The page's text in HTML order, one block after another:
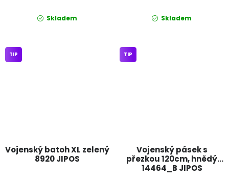
Skladem Skladem
Vojenský batoh XL zelený
8920 JIPOS
TIP
Vojenský pásek s
přezkou 120cm, hnědý
14464_B JIPOS
TIP